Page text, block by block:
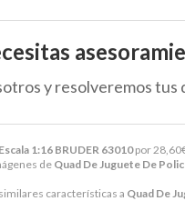
1:16 BRUDER 63010por 28,60
deQuad De Juguete De
características a Quad De
y resolveremos tus